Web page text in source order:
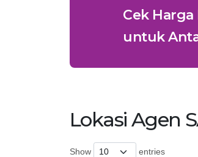
Cek
untuk
Lokasi Agen
Show entries